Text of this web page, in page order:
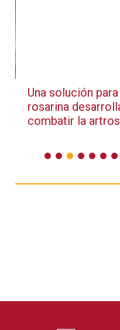
Una solución para
rosarina desarrolla
combatir la artrosis